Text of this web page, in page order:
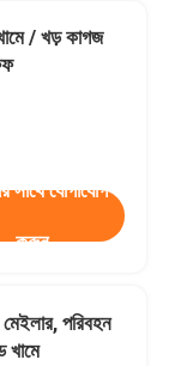
/ খড় কাগজ
সাথে যোগাযোগ
করুন
মেইলার, পরিবহন
খামে